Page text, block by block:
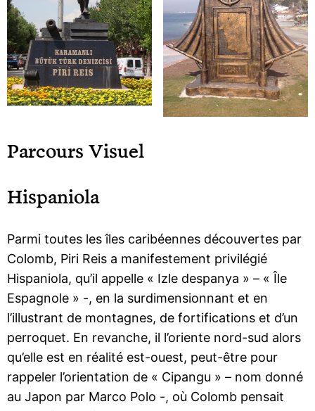
Parcours Visuel
Hispaniola
Parmi toutes les îles caribéennes découvertes par
Colomb, Piri Reis a manifestement privilégié
Hispaniola, qu’il appelle « Izle despanya » – « Île
Espagnole » -, en la surdimensionnant et en
l’illustrant de montagnes, de fortifications et d’un
perroquet. En revanche, il l’oriente nord-sud alors
qu’elle est en réalité est-ouest, peut-être pour
rappeler l’orientation de « Cipangu » – nom donné
au Japon par Marco Polo -, où Colomb pensait